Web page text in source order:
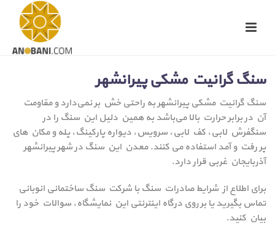
سنگ گرانیت مشکی پیرانشهر
سنگ گرانیت مشکی پیرانشهر به راحتی خش بر نمی‌دارد و مقاومت
آن در برابر حرارت بالا می‌باشد به همین دلیل این سنگ را در
سنگفرش لابی، کف لابی، سرویس، دیواره پارکینگ، پله و مکان های
پر رفت و آمد استفاده می کنند. معدن این سنگ در شهر پیرانشهر
آذربایجان غربی قرار دارد.
برای اطلاع از شرایط صادرات سنگ با شرکت سنگ ساختمانی انوبانی
تماس بگیرید یا بر روی درگاه اینترنتی این نمایشگاه، سوالات خود را
بیان کنید.